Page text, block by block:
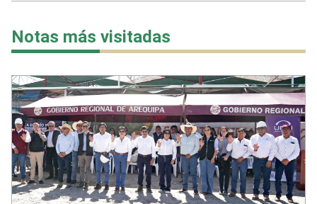
Notas más visitadas